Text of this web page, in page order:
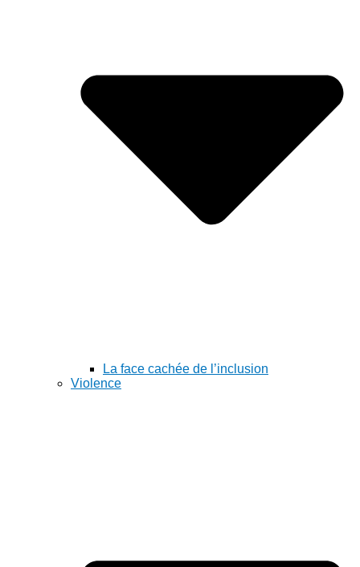
La face cachée de l’inclusion
Violence